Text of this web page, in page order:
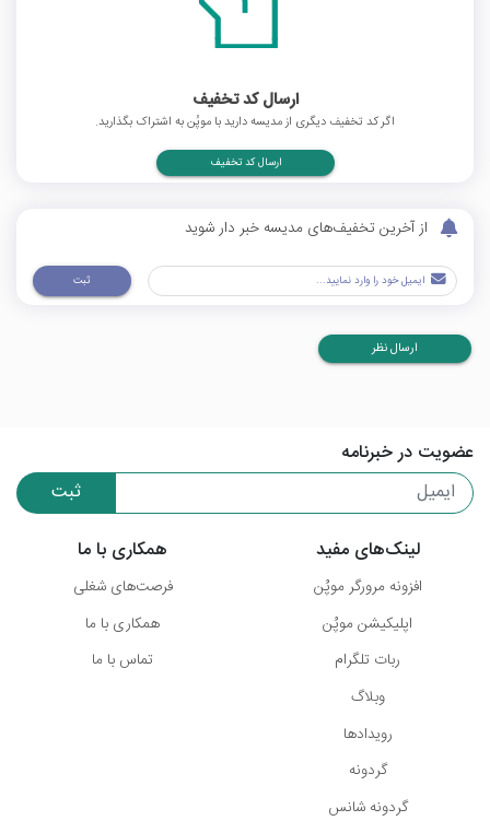
ارسال کد تخفیف
اگر کد تخفیف دیگری از مدیسه دارید با موپُن به اشتراک بگذارید.
ارسال کد تخفیف
از آخرین تخفیف‌های مدیسه خبر دار شوید
ثبت
ارسال نظر
عضویت در خبرنامه
ثبت
لینک‌های مفید
افزونه مرورگر موپُن
اپلیکیشن موپُن
ربات تلگرام
وبلاگ
رویدادها
گردونه
گردونه شانس
همکاری با ما
فرصت‌های شغلی
همکاری با ما
تماس با ما